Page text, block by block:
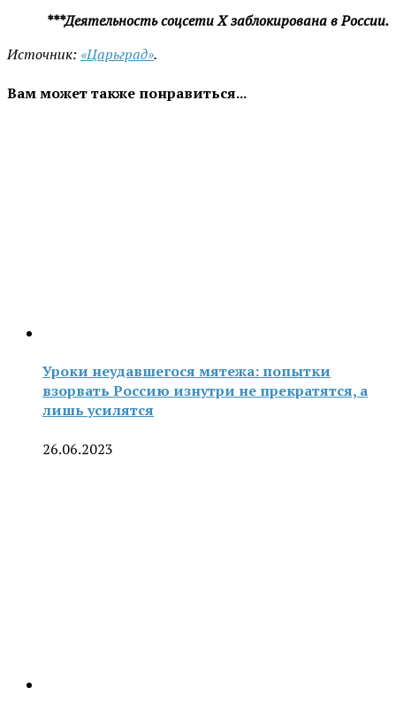
***Деятельность соцсети X заблокирована в России.
Источник: «Царьград».
Вам может также понравиться...
Уроки неудавшегося мятежа: попытки
взорвать Россию изнутри не прекратятся, а
лишь усилятся
26.06.2023